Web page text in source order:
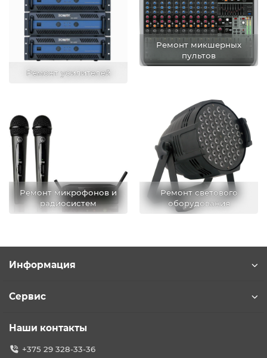
Ремонт усилителей
Ремонт микшерных
пультов
Ремонт микрофонов и
радиосистем
Ремонт светового
оборудования
Информация
Сервис
Наши контакты
+375 29 328-33-36